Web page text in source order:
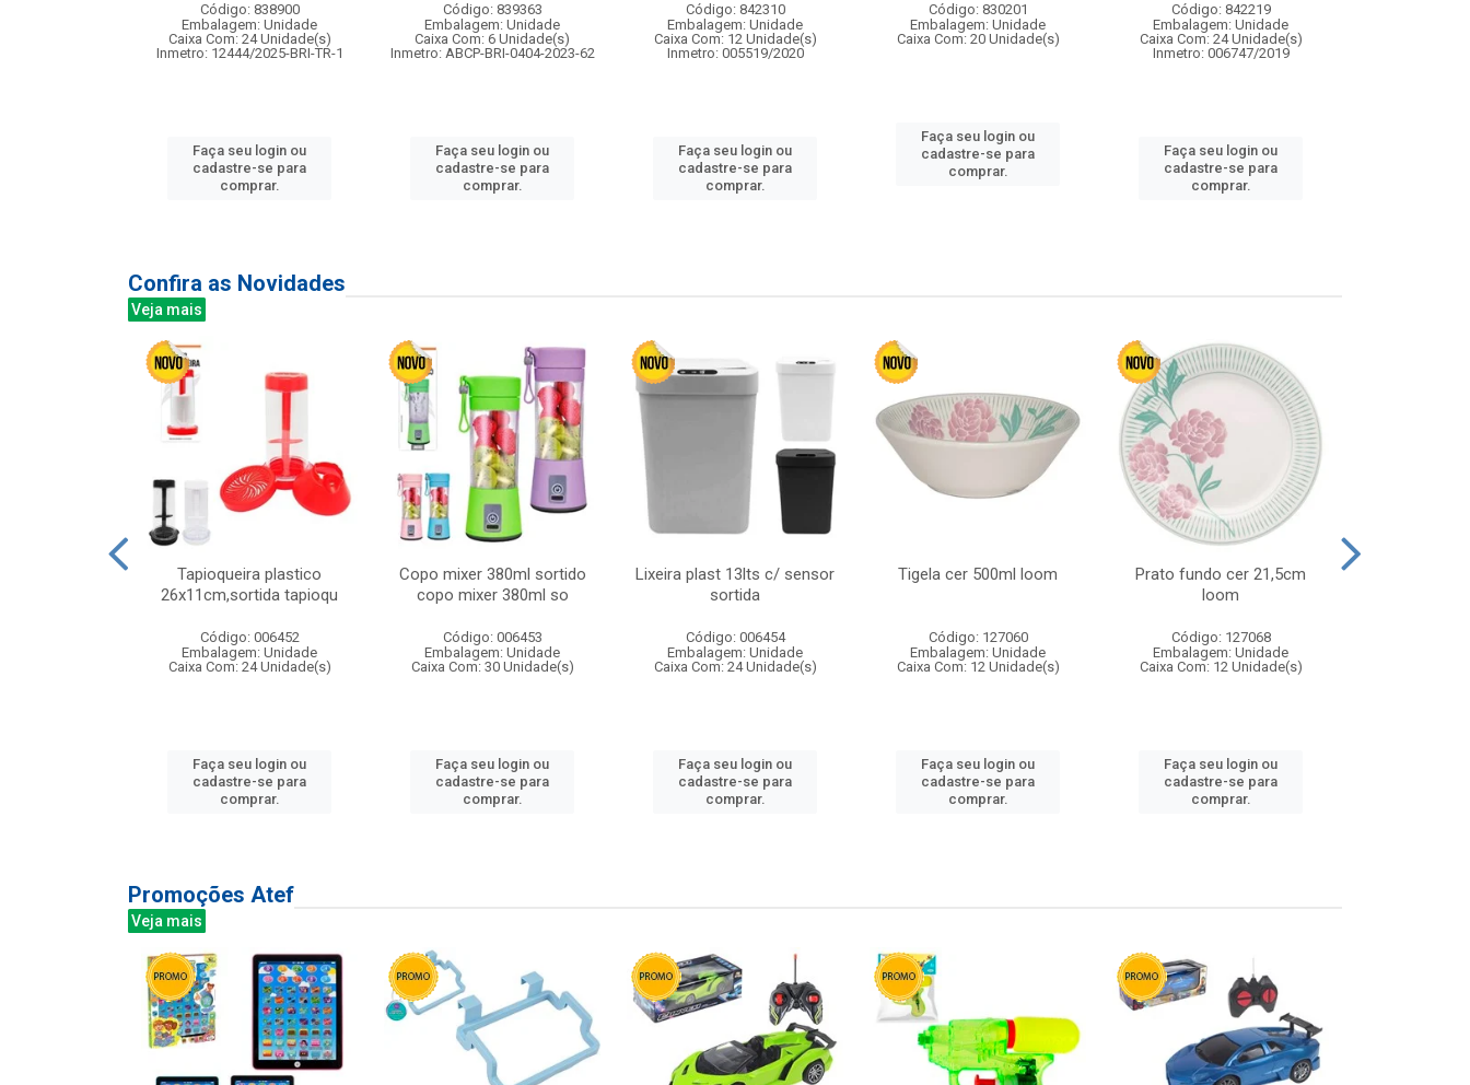
Código: 838900
Embalagem: Unidade
Caixa Com: 24 Unidade(s)
Inmetro: 12444/2025-BRI-TR-1
Faça seu login ou
cadastre-se para
comprar.
Código: 839363
Embalagem: Unidade
Caixa Com: 6 Unidade(s)
Inmetro: ABCP-BRI-0404-2023-62
Faça seu login ou
cadastre-se para
comprar.
Código: 842310
Embalagem: Unidade
Caixa Com: 12 Unidade(s)
Inmetro: 005519/2020
Faça seu login ou
cadastre-se para
comprar.
Código: 830201
Embalagem: Unidade
Caixa Com: 20 Unidade(s)
Faça seu login ou
cadastre-se para
comprar.
Código: 842219
Embalagem: Unidade
Caixa Com: 24 Unidade(s)
Inmetro: 006747/2019
Faça seu login ou
cadastre-se para
comprar.
Confira as Novidades
Veja mais
Tapioqueira plastico
26x11cm,sortida tapioqu
Código: 006452
Embalagem: Unidade
Caixa Com: 24 Unidade(s)
Faça seu login ou
cadastre-se para
comprar.
Copo mixer 380ml sortido
copo mixer 380ml so
Código: 006453
Embalagem: Unidade
Caixa Com: 30 Unidade(s)
Faça seu login ou
cadastre-se para
comprar.
Lixeira plast 13lts c/ sensor
sortida
Código: 006454
Embalagem: Unidade
Caixa Com: 24 Unidade(s)
Faça seu login ou
cadastre-se para
comprar.
Tigela cer 500ml loom
Código: 127060
Embalagem: Unidade
Caixa Com: 12 Unidade(s)
Faça seu login ou
cadastre-se para
comprar.
Prato fundo cer 21,5cm
loom
Código: 127068
Embalagem: Unidade
Caixa Com: 12 Unidade(s)
Faça seu login ou
cadastre-se para
comprar.
Promoções Atef
Veja mais